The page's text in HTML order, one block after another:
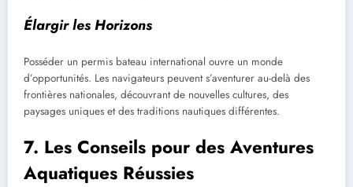
Élargir les Horizons
Posséder un permis bateau international ouvre un monde
d’opportunités. Les navigateurs peuvent s’aventurer au-delà des
frontières nationales, découvrant de nouvelles cultures, des
paysages uniques et des traditions nautiques différentes.
7. Les Conseils pour des Aventures
Aquatiques Réussies